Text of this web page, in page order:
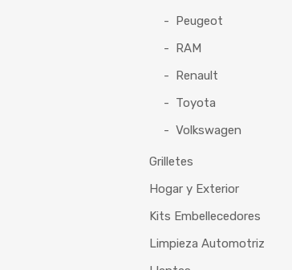
Peugeot
RAM
Renault
Toyota
Volkswagen
Grilletes
Hogar y Exterior
Kits Embellecedores
Limpieza Automotriz